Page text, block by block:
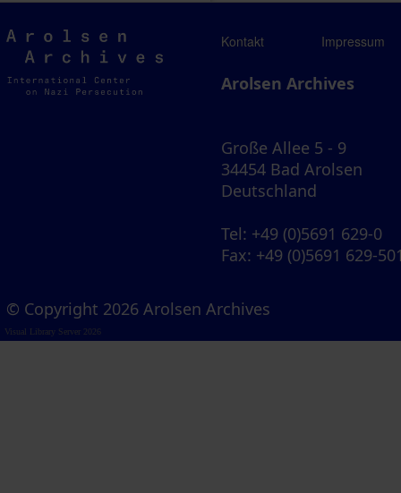
Arolsen
Archives
Kontakt Impressum
Arolsen Archives
Große Allee 5 - 9
34454 Bad Arolsen
Deutschland
Tel: +49 (0)5691 629-0
Fax: +49 (0)5691 629-
© Copyright 2026 Arolsen Archives
Visual Library Server 2026